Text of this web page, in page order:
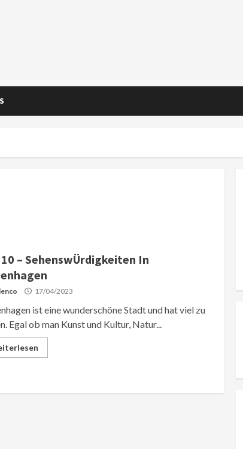
– SehenswÜrdigkeiten In
17/04/2023
ist eine wunderschöne Stadt und hat viel zu
Egal ob man Kunst und Kultur, Natur...